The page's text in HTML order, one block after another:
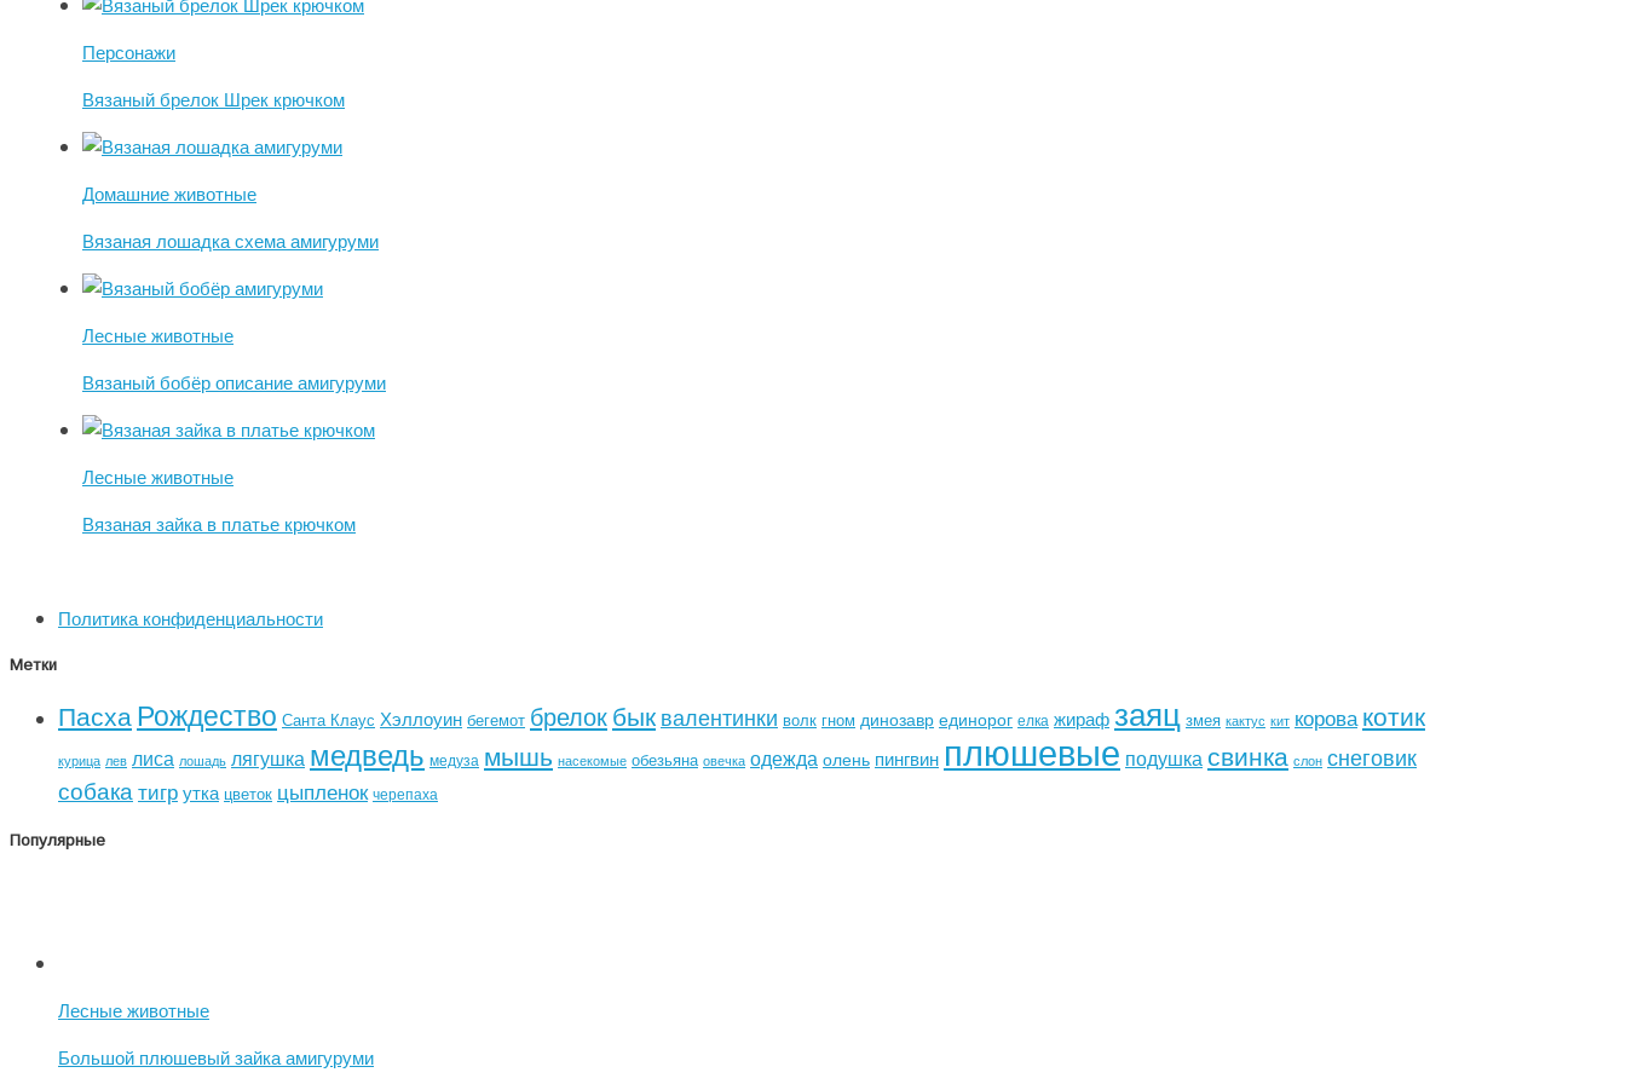
Персонажи
Вязаный брелок Шрек крючком
Домашние животные
Вязаная лошадка схема амигуруми
Лесные животные
Вязаный бобёр описание амигуруми
Лесные животные
Вязаная зайка в платье крючком
Политика конфиденциальности
Метки
ПасхаРождество Санта Клаус Хэллоуин бегемот брелокбыквалентинки волк гном динозавр единорог елка жирафзаяц змея кактус кит корова котик
курица лев лиса лошадь лягушка медведь медуза мышь насекомые обезьяна овечка одежда олень пингвин плюшевые подушка свинка слон снеговик
собака тигрутка цветок цыпленок черепаха
Популярные
Лесные животные
Большой плюшевый зайка амигуруми